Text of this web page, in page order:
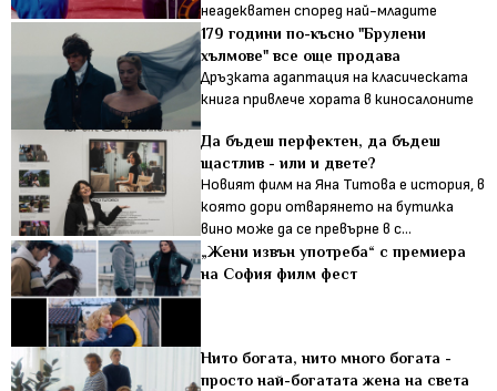
неадекватен според най-младите
179 години по-късно "Брулени
хълмове" все още продава
Дръзката адаптация на класическата
книга привлече хората в киносалоните
Да бъдеш перфектен, да бъдеш
щастлив - или и двете?
Новият филм на Яна Титова е история, в
която дори отварянето на бутилка
вино може да се превърне в с...
„Жени извън употреба“ с премиера
на София филм фест
Нито богата, нито много богата -
просто най-богатата жена на света